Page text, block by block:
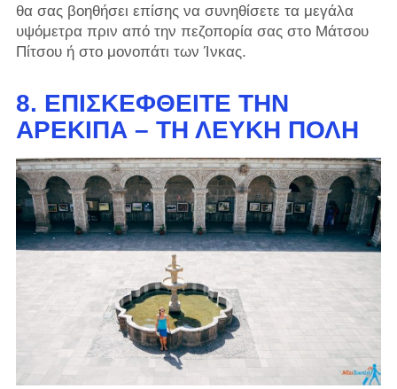
θα σας βοηθήσει επίσης να συνηθίσετε τα μεγάλα
υψόμετρα πριν από την πεζοπορία σας στο Μάτσου
Πίτσου ή στο μονοπάτι των Ίνκας.
8. ΕΠΙΣΚΕΦΘΕΊΤΕ ΤΗΝ
ΑΡΕΚΊΠΑ – ΤΗ ΛΕΥΚΉ ΠΌΛΗ